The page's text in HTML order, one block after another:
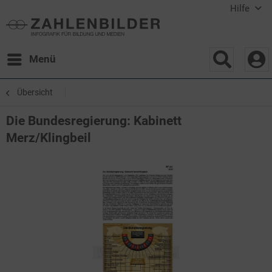
Hilfe
Menü
Übersicht
Die Bundesregierung: Kabinett
Merz/Klingbeil